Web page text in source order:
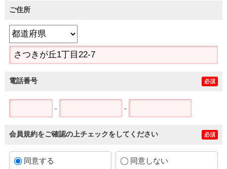
ご住所
電話番号 必須
- -
会員規約をご確認の上チェックをしてください 必須
同意する 同意しない